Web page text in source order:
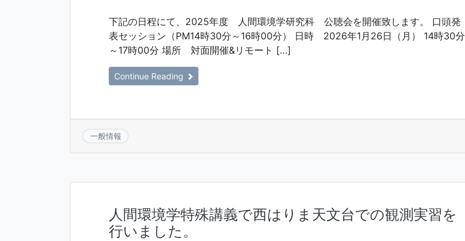
下記の日程にて、2025年度 人間環境学研究科 公聴会を開催致します。 口頭発
表セッション（PM14時30分～16時00分） 日時 2026年1月26日（月） 14時30分
～17時00分 場所 対面開催&リモート […]
Continue Reading
一般情報
人間環境学特殊講義で西はりま天文台での観測実習を
行いました。